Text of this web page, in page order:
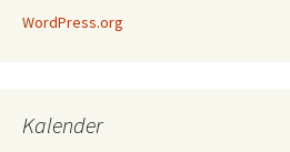
WordPress.org
Kalender